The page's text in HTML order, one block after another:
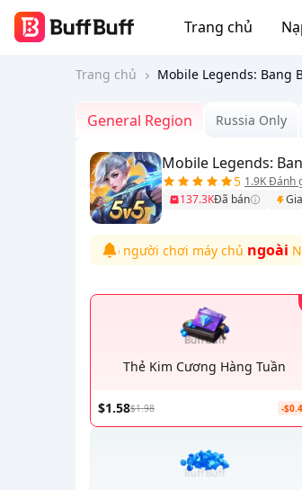
Trang chủ
Trang chủ Mobile Legends: Bang
General Region Russia Only
Mobile Legends:
5 1.9K Đánh
137.3KĐã bán
này dành cho người chơi máy chủ ngoàiNga,
Thẻ Kim Cương Hàng Tuần
$1.58$1.98 -